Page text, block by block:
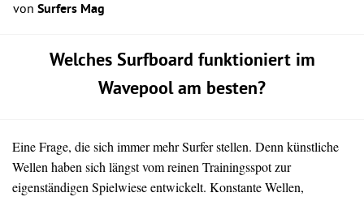
von Surfers Mag
Welches Surfboard funktioniert im
Wavepool am besten?
Eine Frage, die sich immer mehr Surfer stellen. Denn künstliche
Wellen haben sich längst vom reinen Trainingsspot zur
eigenständigen Spielwiese entwickelt. Konstante Wellen,